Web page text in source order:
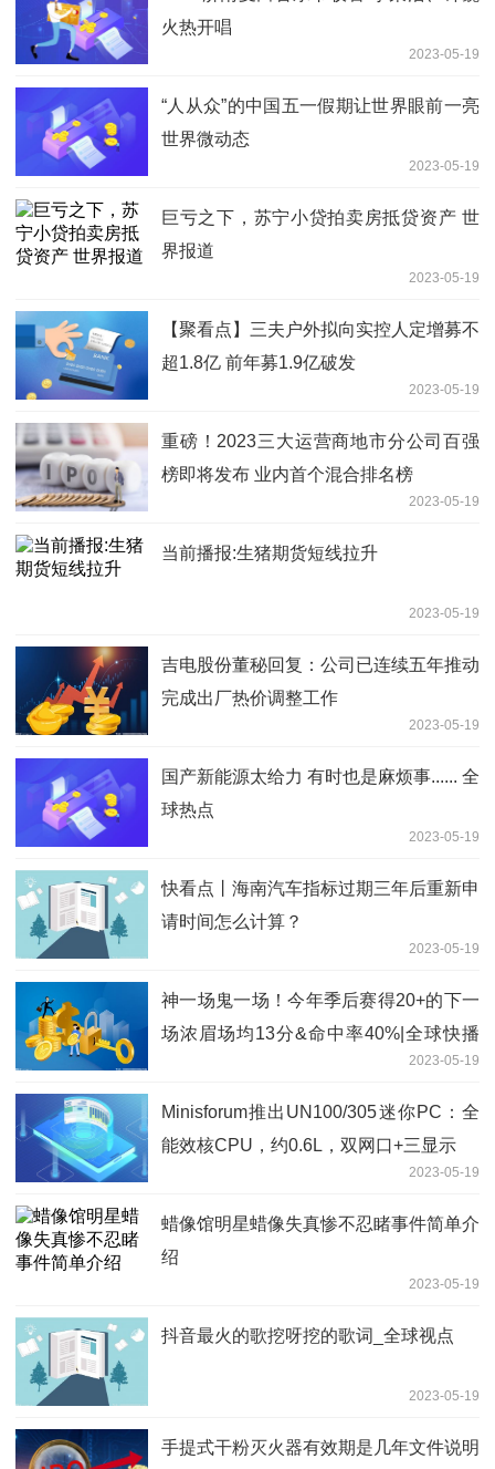
火热开唱
2023-05-19
“人从众”的中国五一假期让世界眼前一亮
世界微动态
2023-05-19
巨亏之下，苏宁小贷拍卖房抵贷资产 世
界报道
2023-05-19
【聚看点】三夫户外拟向实控人定增募不
超1.8亿 前年募1.9亿破发
2023-05-19
重磅！2023三大运营商地市分公司百强
榜即将发布 业内首个混合排名榜
2023-05-19
当前播报:生猪期货短线拉升
2023-05-19
吉电股份董秘回复：公司已连续五年推动
完成出厂热价调整工作
2023-05-19
国产新能源太给力 有时也是麻烦事...... 全
球热点
2023-05-19
快看点丨海南汽车指标过期三年后重新申
请时间怎么计算？
2023-05-19
神一场鬼一场！今年季后赛得20+的下一
场浓眉场均13分&命中率40%|全球快播
2023-05-19
Minisforum推出UN100/305迷你PC：全
能效核CPU，约0.6L，双网口+三显示
2023-05-19
蜡像馆明星蜡像失真惨不忍睹事件简单介
绍
2023-05-19
抖音最火的歌挖呀挖的歌词_全球视点
2023-05-19
手提式干粉灭火器有效期是几年文件说明